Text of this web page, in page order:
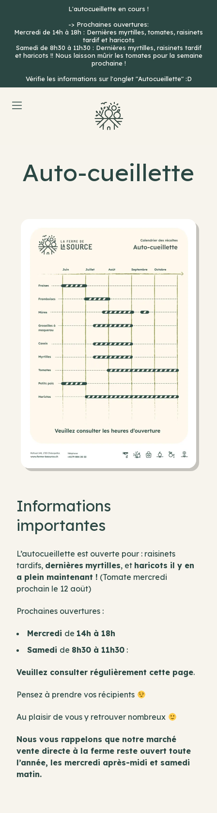
content
L'autocueillette en cours !
-> Prochaines ouvertures:
Mercredi de 14h à 18h : Dernières myrtilles, tomates, raisinets
tardif et haricots
Samedi de 8h30 à 11h30 : Dernières myrtilles, raisinets tardif
et haricots !! Nous laisson mûrir les tomates pour la semaine
prochaine !
Vérifie les informations sur l'onglet "Autocueillette" :D
Source
à
Auto-cueillette
Informations
importantes
L’autocueillette est ouverte pour : raisinets
tardifs, dernières myrtilles, et haricots il y en
a plein maintenant ! (Tomate mercredi
prochain le 12 août)
Prochaines ouvertures :
Mercredi de 14h à 18h
Samedi de 8h30 à 11h30 :
Veuillez consulter régulièrement cette page.
Pensez à prendre vos récipients
Au plaisir de vous y retrouver nombreux
Nous vous rappelons que notre marché
vente directe à la ferme reste ouvert toute
l’année, les mercredi après-midi et samedi
matin.